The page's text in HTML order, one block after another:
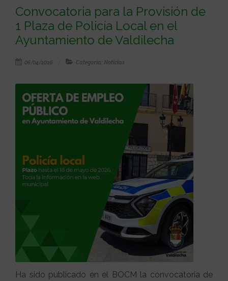
Convocatoria para la Provisión de
1 Plaza de Policía Local en el
Ayuntamiento de Valdilecha
06/04/2026 Categoría: Noticias
Ha sido publicado en el BOCM la convocatoria de